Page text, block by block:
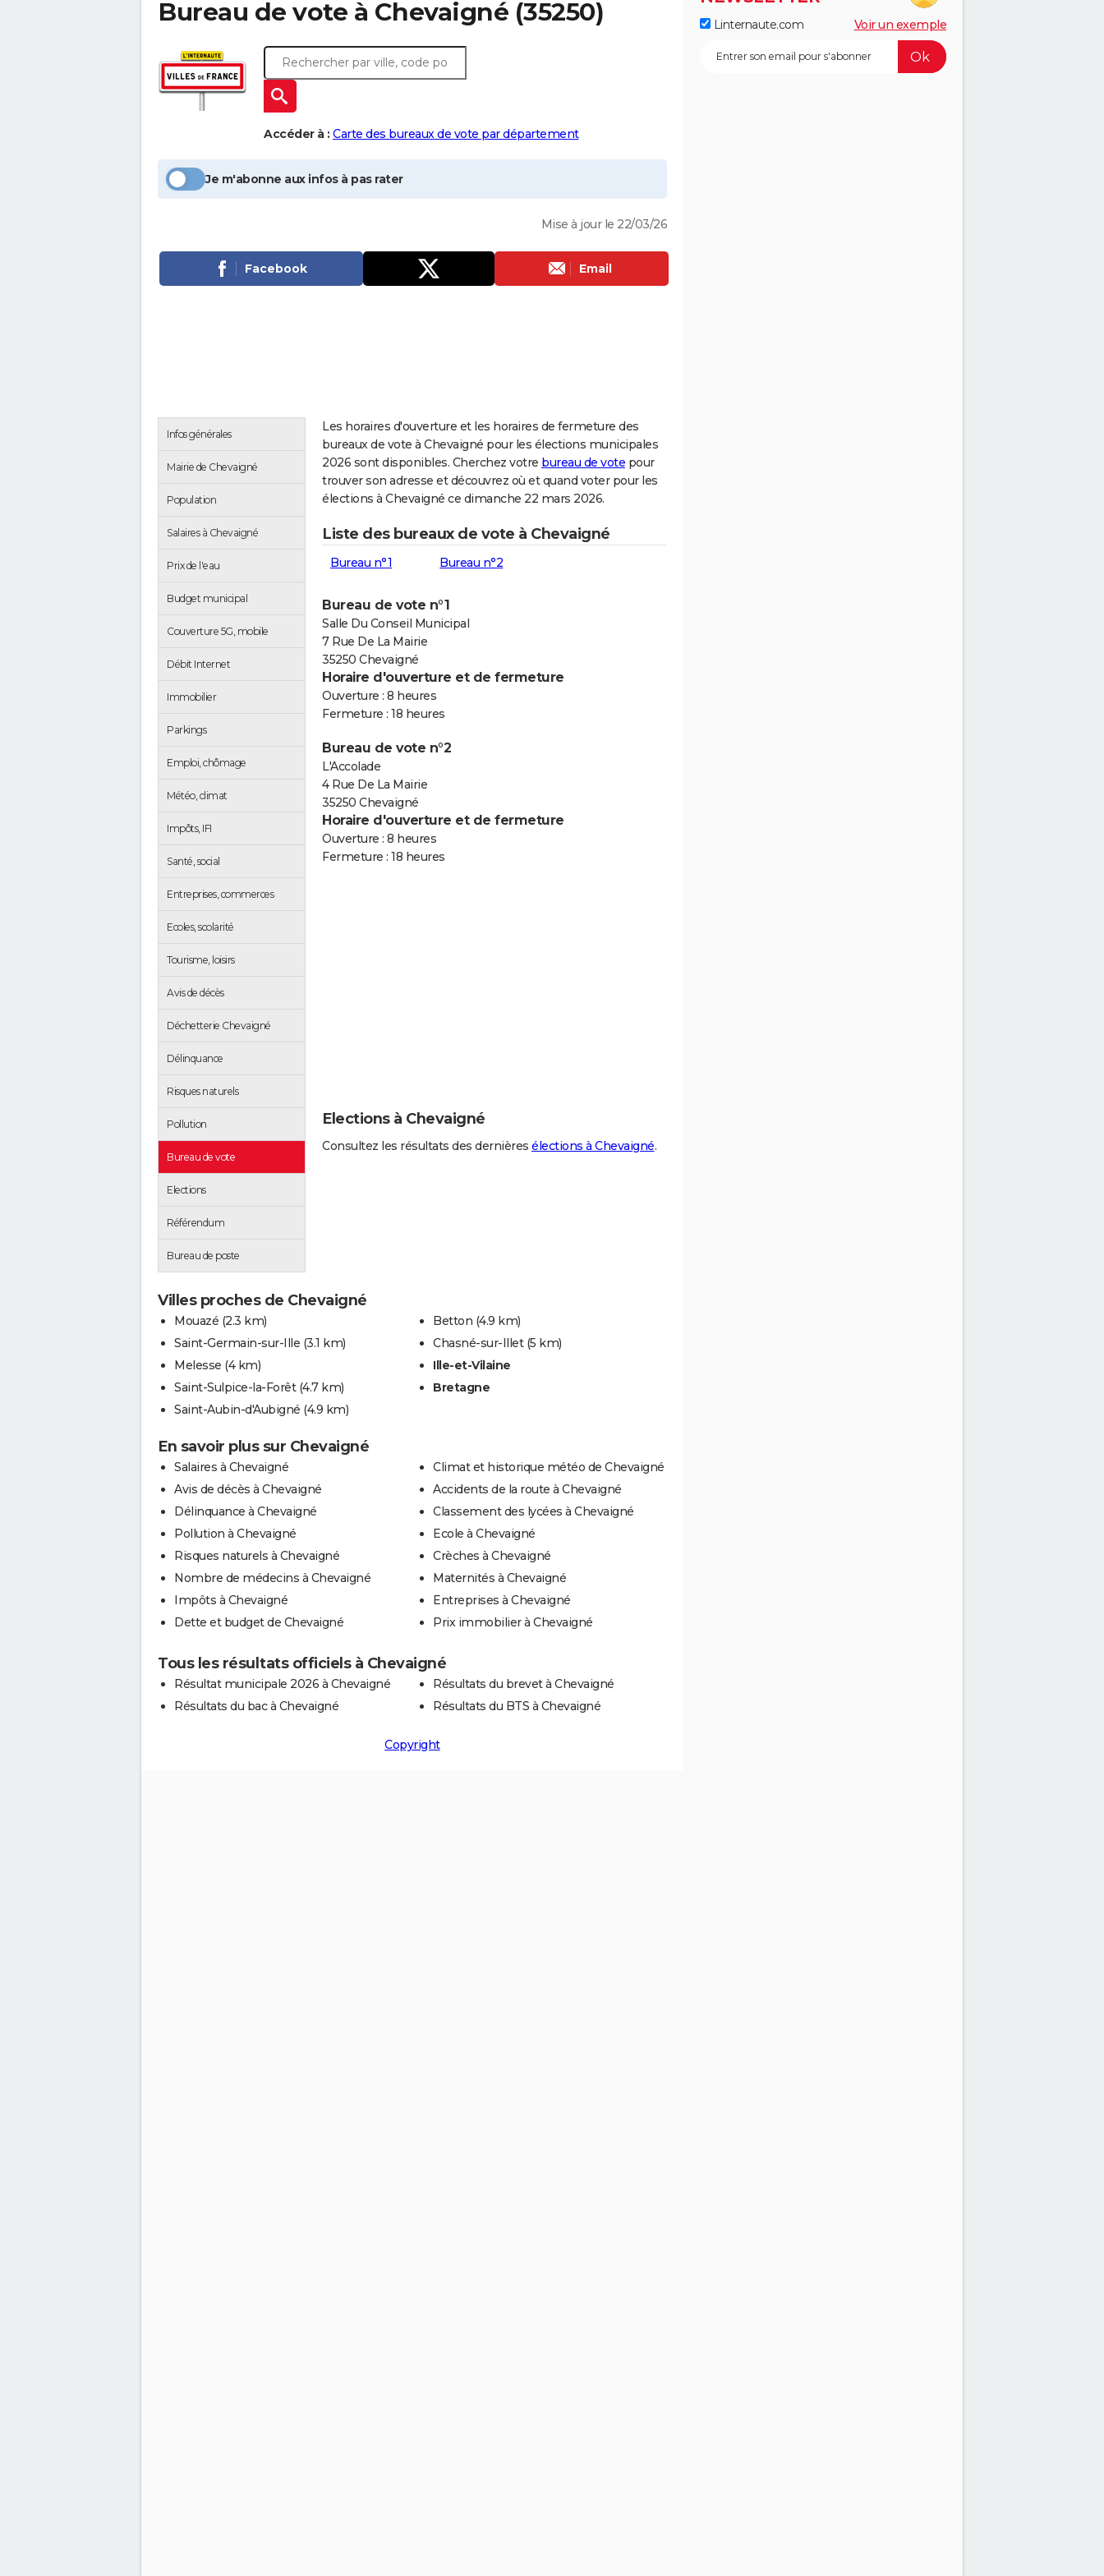
Bureau de vote à Chevaigné (35250)
Accéder à : Carte des bureaux de vote par département
Je m'abonne aux infos à pas rater
Mise à jour le 22/03/26
Facebook Email
Infos générales
Mairie de Chevaigné
Population
Salaires à Chevaigné
Prix de l'eau
Budget municipal
Couverture 5G, mobile
Débit Internet
Immobilier
Parkings
Emploi, chômage
Météo, climat
Impôts, IFI
Santé, social
Entreprises, commerces
Ecoles, scolarité
Tourisme, loisirs
Avis de décès
Déchetterie Chevaigné
Délinquance
Risques naturels
Pollution
Bureau de vote
Elections
Référendum
Bureau de poste
Les horaires d'ouverture et les horaires de fermeture des
bureaux de vote à Chevaigné pour les élections municipales
2026 sont disponibles. Cherchez votre bureau de vote pour
trouver son adresse et découvrez où et quand voter pour les
élections à Chevaigné ce dimanche 22 mars 2026.
Liste des bureaux de vote à Chevaigné
Bureau n°1 Bureau n°2
Bureau de vote n°1
Salle Du Conseil Municipal
7 Rue De La Mairie
35250 Chevaigné
Horaire d'ouverture et de fermeture
Ouverture : 8 heures
Fermeture : 18 heures
Bureau de vote n°2
L'Accolade
4 Rue De La Mairie
35250 Chevaigné
Horaire d'ouverture et de fermeture
Ouverture : 8 heures
Fermeture : 18 heures
Elections à Chevaigné
Consultez les résultats des dernières élections à Chevaigné.
Villes proches de Chevaigné
Mouazé (2.3 km)
Saint-Germain-sur-Ille (3.1 km)
Melesse (4 km)
Saint-Sulpice-la-Forêt (4.7 km)
Saint-Aubin-d'Aubigné (4.9 km)
Betton (4.9 km)
Chasné-sur-Illet (5 km)
Ille-et-Vilaine
Bretagne
En savoir plus sur Chevaigné
Salaires à Chevaigné
Avis de décès à Chevaigné
Délinquance à Chevaigné
Pollution à Chevaigné
Risques naturels à Chevaigné
Nombre de médecins à Chevaigné
Impôts à Chevaigné
Dette et budget de Chevaigné
Climat et historique météo de Chevaigné
Accidents de la route à Chevaigné
Classement des lycées à Chevaigné
Ecole à Chevaigné
Crèches à Chevaigné
Maternités à Chevaigné
Entreprises à Chevaigné
Prix immobilier à Chevaigné
Tous les résultats officiels à Chevaigné
Résultat municipale 2026 à Chevaigné
Résultats du bac à Chevaigné
Résultats du brevet à Chevaigné
Résultats du BTS à Chevaigné
Copyright
Linternaute.com Voir un exemple